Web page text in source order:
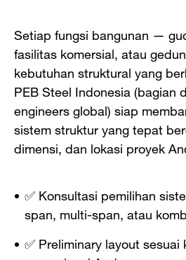
Setiap fungsi bangunan —
fasilitas komersial, atau
kebutuhan struktural yang
PEB Steel Indonesia (bagian
engineers global) siap
sistem struktur yang tepat
dimensi, dan lokasi proyek
✅ Konsultasi pemilihan
span, multi-span, atau
✅ Preliminary layout